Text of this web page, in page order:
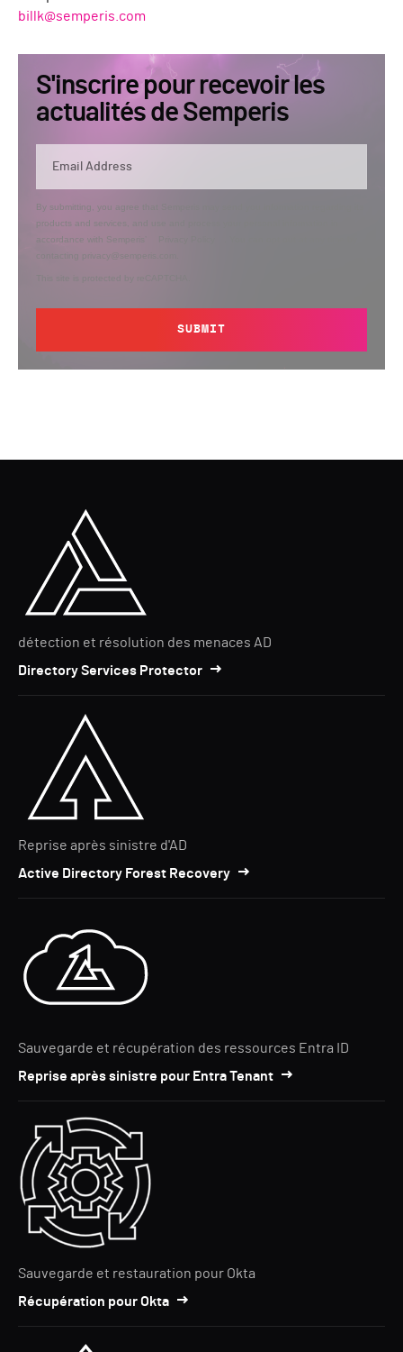
billk@semperis.com
S'inscrire pour recevoir les
actualités de Semperis
By submitting, you agree that Semperis may send you information regarding its
products and services, and use and process your personal information in
accordance with Semperis’
contacting privacy@semperis.com.
This site is protected by reCAPTCHA.
SUBMIT
détection et résolution des menaces AD
Directory Services Protector
Reprise après sinistre d'AD
Active Directory Forest Recovery
Sauvegarde et récupération des ressources Entra ID
Reprise après sinistre pour Entra Tenant
Sauvegarde et restauration pour Okta
Récupération pour Okta